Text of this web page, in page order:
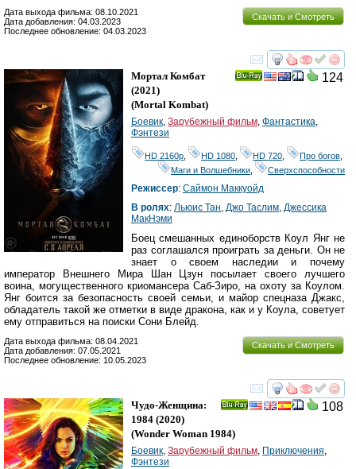
Скачать и Смотреть
Дата выхода фильма: 08.10.2021
Дата добавления: 04.03.2023
Последнее обновление: 04.03.2023
смотреть
124
Мортал Комбат
(2021)
(Mortal Kombat)
Боевик, Зарубежный фильм, Фантастика,
Фэнтези
HD 2160р HD 1080 HD 720 Про богов
Маги и Волшебники
Сверхспособности
Режиссер: Саймон Маккуойд
В ролях: Льюис Тан, Джо Таслим, Джессика
МакНэми
Боец смешанных единоборств Коул Янг не
раз соглашался проиграть за деньги. Он не
знает о своем наследии и почему
император Внешнего Мира Шан Цзун посылает своего лучшего
воина, могущественного криомансера Саб-Зиро, на охоту за Коулом.
Янг боится за безопасность своей семьи, и майор спецназа Джакс,
обладатель такой же отметки в виде дракона, как и у Коула, советует
ему отправиться на поиски Сони Блейд.
Скачать и Смотреть
Дата выхода фильма: 08.04.2021
Дата добавления: 07.05.2021
Последнее обновление: 10.05.2023
смотреть
108
Чудо-Женщина:
1984 (2020)
(Wonder Woman 1984)
Боевик, Зарубежный фильм, Приключения,
Фэнтези